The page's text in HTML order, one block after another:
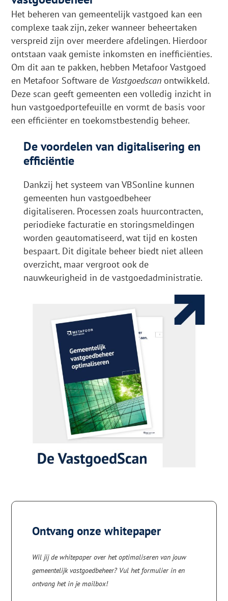
Het beheren van gemeentelijk vastgoed kan een
complexe taak zijn, zeker wanneer beheertaken
verspreid zijn over meerdere afdelingen. Hierdoor
ontstaan vaak gemiste inkomsten en inefficiënties.
Om dit aan te pakken, hebben Metafoor Vastgoed
en Metafoor Software de Vastgoedscan ontwikkeld.
Deze scan geeft gemeenten een volledig inzicht in
hun vastgoedportefeuille en vormt de basis voor
een efficiënter en toekomstbestendig beheer.
De voordelen van digitalisering en
efficiëntie
Dankzij het systeem van VBSonline kunnen
gemeenten hun vastgoedbeheer
digitaliseren. Processen zoals huurcontracten,
periodieke facturatie en storingsmeldingen
worden geautomatiseerd, wat tijd en kosten
bespaart. Dit digitale beheer biedt niet alleen
overzicht, maar vergroot ook de
nauwkeurigheid in de vastgoedadministratie.
Ontvang onze whitepaper
Wil jij de whitepaper over het optimaliseren van jouw
gemeentelijk vastgoedbeheer? Vul het formulier in en
ontvang het in je mailbox!